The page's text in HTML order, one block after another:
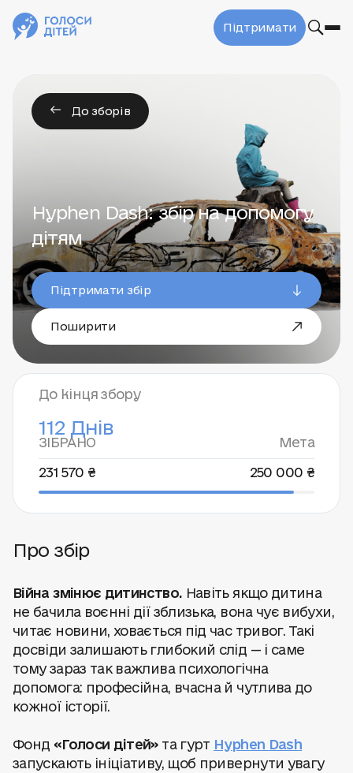
Підтримати
До зборів
Hyphen Dash: збір на допомогу
дітям
Підтримати збір
Поширити
До кінця збору
112 Днів
ЗІБРАНО
231 570 ₴
Мета
250 000 ₴
Про збір
Війна змінює дитинство. Навіть якщо дитина
не бачила воєнні дії зблизька, вона чує вибухи,
читає новини, ховається під час тривог. Такі
досвіди залишають глибокий слід — і саме
тому зараз так важлива психологічна
допомога: професійна, вчасна й чутлива до
кожної історії.
Фонд «Голоси дітей» та гурт Hyphen Dash
запускають ініціативу, щоб привернути увагу